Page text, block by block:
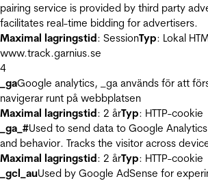
pairing service is provided by third party
facilitates real-time bidding for advertisers.
Maximal lagringstid: SessionTyp: Lokal
www.track.garnius.se
4
_gaGoogle analytics, _ga används för att
navigerar runt på webbplatsen
Maximal lagringstid: 2 årTyp: HTTP-cookie
_ga_#Used to send data to Google
and behavior. Tracks the visitor across
Maximal lagringstid: 2 årTyp: HTTP-cookie
_gcl_auUsed by Google AdSense for